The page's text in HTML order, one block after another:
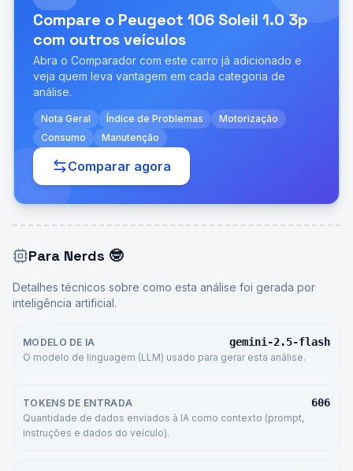
Compare o Peugeot 106 Soleil 1.0 3p
com outros veículos
Abra o Comparador com este carro já adicionado e
veja quem leva vantagem em cada categoria de
análise.
Nota Geral Índice de Problemas
Motorização
Consumo
Manutenção
Comparar agora
Para Nerds 🤓
Detalhes técnicos sobre como esta análise foi gerada por
inteligência artificial.
MODELO DE IA gemini-2.5-flash
O modelo de linguagem (LLM) usado para gerar esta análise.
TOKENS DE ENTRADA 606
Quantidade de dados enviados à IA como contexto (prompt,
instruções e dados do veículo).